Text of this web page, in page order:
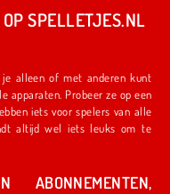
SPELLETJES.NL
kunt
apparaten. Probeer ze op een
om te
ABONNEMENTEN,